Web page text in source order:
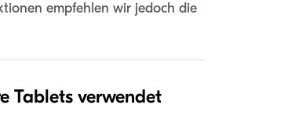
empfehlen wir jedoch die
Tablets verwendet